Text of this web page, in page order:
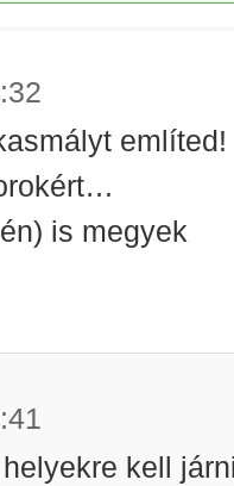
említed!
is megyek
kell